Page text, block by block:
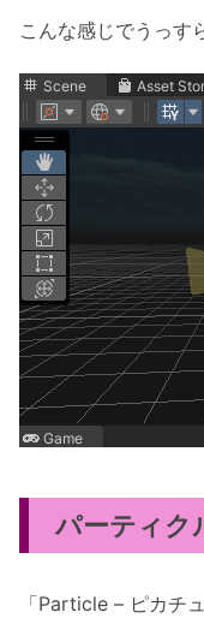
こんな感じでうっす
パーティク
「Particle – ピカチ